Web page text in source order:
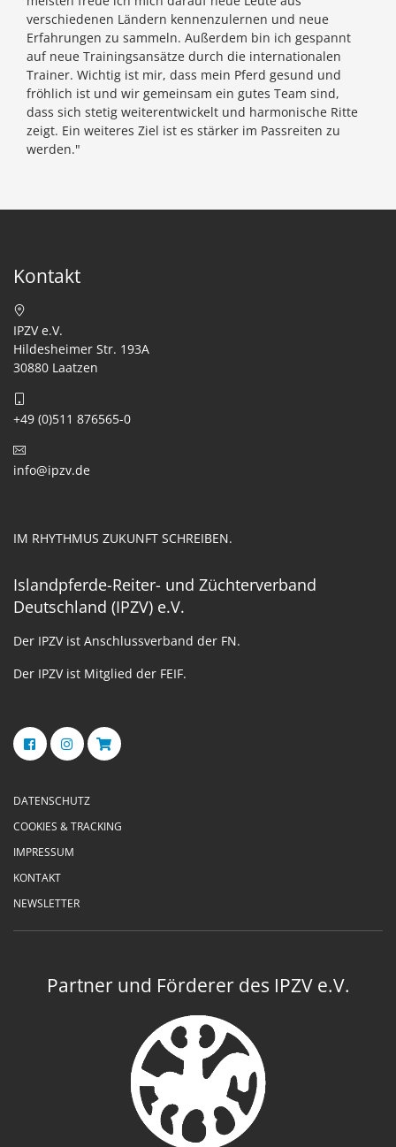
verschiedenen Ländern kennenzulernen und neue
Erfahrungen zu sammeln. Außerdem bin ich gespannt
auf neue Trainingsansätze durch die internationalen
Trainer. Wichtig ist mir, dass mein Pferd gesund und
fröhlich ist und wir gemeinsam ein gutes Team sind,
dass sich stetig weiterentwickelt und harmonische Ritte
zeigt. Ein weiteres Ziel ist es stärker im Passreiten zu
werden."
Kontakt
IPZV e.V.
Hildesheimer Str. 193A
30880 Laatzen
+49 (0)511 876565-0
info@ipzv.de
IM RHYTHMUS ZUKUNFT SCHREIBEN.
Islandpferde-Reiter- und Züchterverband
Deutschland (IPZV) e.V.
Der IPZV ist Anschlussverband der FN.
Der IPZV ist Mitglied der FEIF.
DATENSCHUTZ
COOKIES & TRACKING
IMPRESSUM
KONTAKT
NEWSLETTER
Partner und Förderer des IPZV e.V.